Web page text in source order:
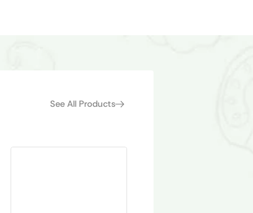
See All Products